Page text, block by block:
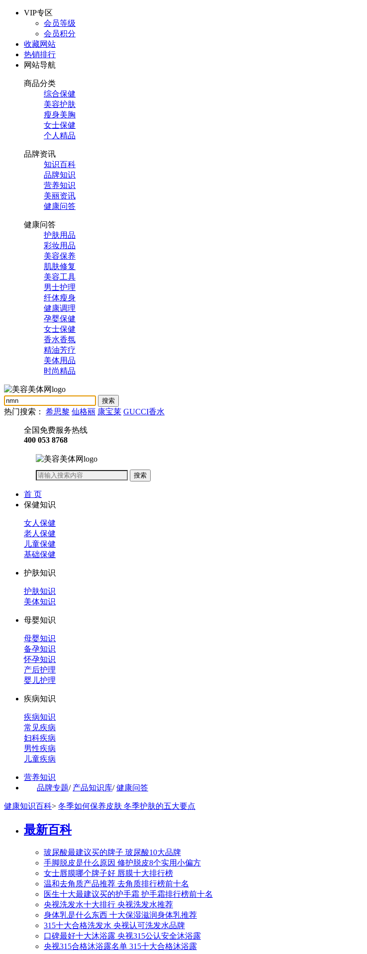
VIP专区
会员等级
会员积分
收藏网站
热销排行
网站导航
商品分类
综合保健
美容护肤
瘦身美胸
女士保健
个人精品
品牌资讯
知识百科
品牌知识
营养知识
美丽资讯
健康问答
健康问答
护肤用品
彩妆用品
美容保养
肌肤修复
美容工具
男士护理
纤体瘦身
健康调理
孕婴保健
女士保健
香水香氛
精油芳疗
美体用品
时尚精品
热门搜索： 希思黎 仙格丽 康宝莱 GUCCI香水
全国免费服务热线
400 053 8768
首 页
保健知识
女人保健
老人保健
儿童保健
基础保健
护肤知识
护肤知识
美体知识
母婴知识
母婴知识
备孕知识
怀孕知识
产后护理
婴儿护理
疾病知识
疾病知识
常见疾病
妇科疾病
男性疾病
儿童疾病
营养知识
品牌专题/ 产品知识库/ 健康问答
健康知识百科> 冬季如何保养皮肤 冬季护肤的五大要点
最新百科
玻尿酸最建议买的牌子 玻尿酸10大品牌
手脚脱皮是什么原因 修护脱皮8个实用小偏方
女士唇膜哪个牌子好 唇膜十大排行榜
温和去角质产品推荐 去角质排行榜前十名
医生十大最建议买的护手霜 护手霜排行榜前十名
央视洗发水十大排行 央视洗发水推荐
身体乳是什么东西 十大保湿滋润身体乳推荐
315十大合格洗发水 央视认可洗发水品牌
口碑最好十大沐浴露 央视315公认安全沐浴露
央视315合格沐浴露名单 315十大合格沐浴露